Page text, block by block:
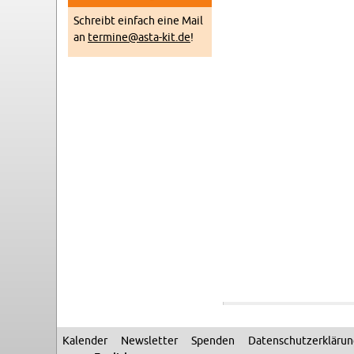
Schreibt ein­fach eine Mail
an termine@​asta-​kit.​de!
Kalen­der Newslet­ter Spenden